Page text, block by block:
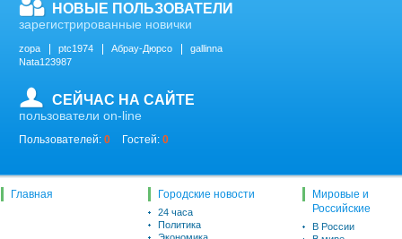
НОВЫЕ ПОЛЬЗОВАТЕЛИ
зарегистрированные новички
zopa ptc1974 Абрау-Дюрсо
gallinna
Nata123987
СЕЙЧАС НА САЙТЕ
пользователи on-line
Пользователей: 0 Гостей: 0
Главная Городские новости
24 часа
Политика
Мировые и
Российские
В России